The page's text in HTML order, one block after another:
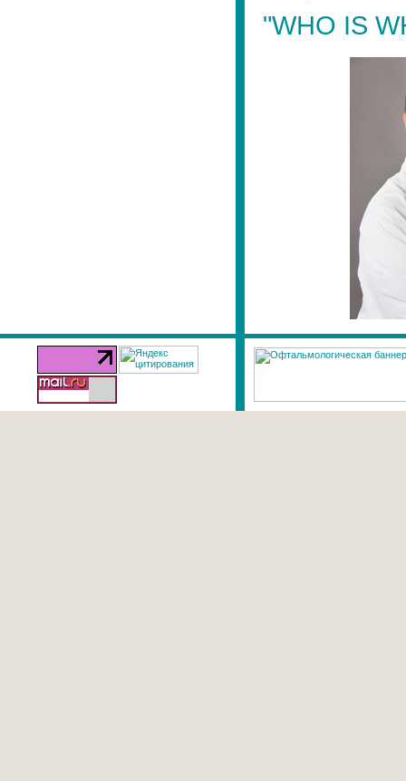
"WHO IS